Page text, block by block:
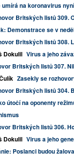
umírá na koronavirus
Britských listů 309.
Demonstrace se v
Britských listů 308.
Dokulil Virus a jeho
Britských listů 307.
Zasekly se
Britských listů 304.
útočí na oponenty
Britských listů 306.
Dokulil Virus a jeho
Poslanci budou